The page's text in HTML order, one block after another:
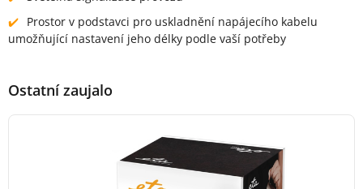
Prostor v podstavci pro uskladnění napájecího kabelu
umožňující nastavení jeho délky podle vaší potřeby
Ostatní zaujalo